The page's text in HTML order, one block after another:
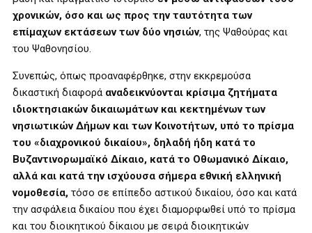
χρονικών, όσο και ως προς την ταυτότητα των
επίμαχων εκτάσεων των δύο νησιών, της Ψαθούρας και
του Ψαθονησίου.
Συνεπώς, όπως προαναφέρθηκε, στην εκκρεμούσα
δικαστική διαφορά αναδεικνύονται κρίσιμα ζητήματα
ιδιοκτησιακών δικαιωμάτων και κεκτημένων των
νησιωτικών Δήμων και των Κοινοτήτων, υπό το πρίσμα
του «διαχρονικού δικαίου», δηλαδή ήδη κατά το
Βυζαντινορωμαϊκό Δίκαιο, κατά το Οθωμανικό Δίκαιο,
αλλά και κατά την ισχύουσα σήμερα εθνική ελληνική
νομοθεσία, τόσο σε επίπεδο αστικού δικαίου, όσο και κατά
την ασφάλεια δικαίου που έχει διαμορφωθεί υπό το πρίσμα
και του διοικητικού δίκαιου με σειρά διοικητικών